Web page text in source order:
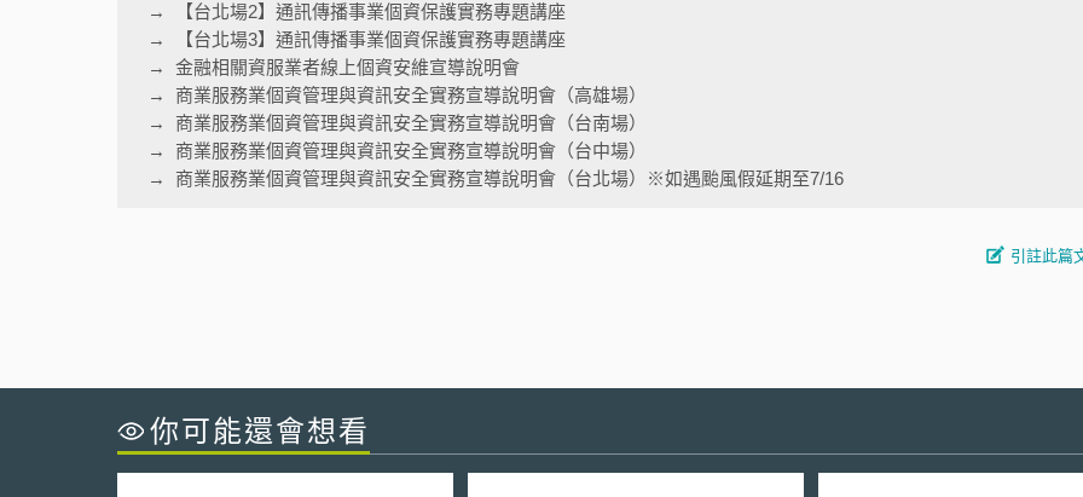
【台北場2】通訊傳播事業個資保護實務專題講座
【台北場3】通訊傳播事業個資保護實務專題講座
金融相關資服業者線上個資安維宣導說明會
商業服務業個資管理與資訊安全實務宣導說明會（高雄場）
商業服務業個資管理與資訊安全實務宣導說明會（台南場）
商業服務業個資管理與資訊安全實務宣導說明會（台中場）
商業服務業個資管理與資訊安全實務宣導說明會（台北場）※如遇颱風假延期至7/16
引註此篇
你可能還會想看